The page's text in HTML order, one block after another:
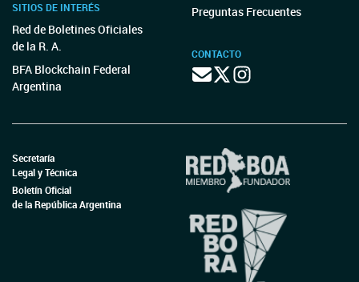
SITIOS DE INTERÉS
Red de Boletines Oficiales
de la R. A.
BFA Blockchain Federal
Argentina
Preguntas Frecuentes
CONTACTO
Secretaría
Legal y Técnica
Boletín Oficial
de la República Argentina